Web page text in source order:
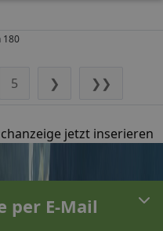
180
5 ❯ ❯❯
jetzt inserieren
per E-Mail